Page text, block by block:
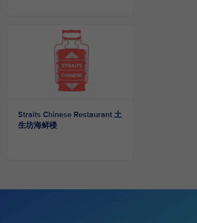
Straits Chinese Restaurant 土
生坊海鲜楼